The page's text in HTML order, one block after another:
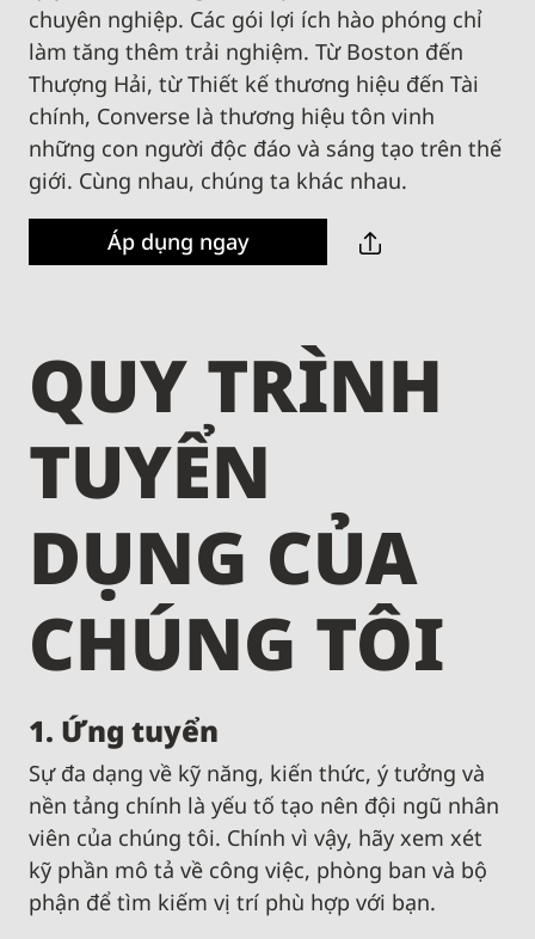
chuyên nghiệp. Các gói lợi ích hào phóng chỉ
làm tăng thêm trải nghiệm. Từ Boston đến
Thượng Hải, từ Thiết kế thương hiệu đến Tài
chính, Converse là thương hiệu tôn vinh
những con người độc đáo và sáng tạo trên thế
giới. Cùng nhau, chúng ta khác nhau.
Áp dụng ngay
QUY TRÌNH
TUYỂN
DỤNG CỦA
CHÚNG TÔI
1. Ứng tuyển
Sự đa dạng về kỹ năng, kiến ​​thức, ý tưởng và
nền tảng chính là yếu tố tạo nên đội ngũ nhân
viên của chúng tôi. Chính vì vậy, hãy xem xét
kỹ phần mô tả về công việc, phòng ban và bộ
phận để tìm kiếm vị trí phù hợp với bạn.